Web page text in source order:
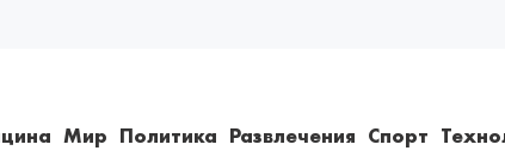
Мир Политика Развлечения Спорт